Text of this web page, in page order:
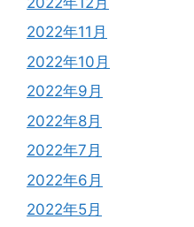
2022年11月
2022年10月
2022年9月
2022年8月
2022年7月
2022年6月
2022年5月